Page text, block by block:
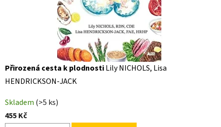
Přirozená cesta k plodnostiLily NICHOLS, Lisa
HENDRICKSON-JACK
Skladem (>5 ks)
455 Kč